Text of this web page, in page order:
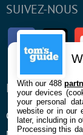
SUIVEZ-NOUS
Facebook
ENTREPRISE
Qui sommes nous
With our 488
your devices
your personal
website or in our
later, including in
Processing this